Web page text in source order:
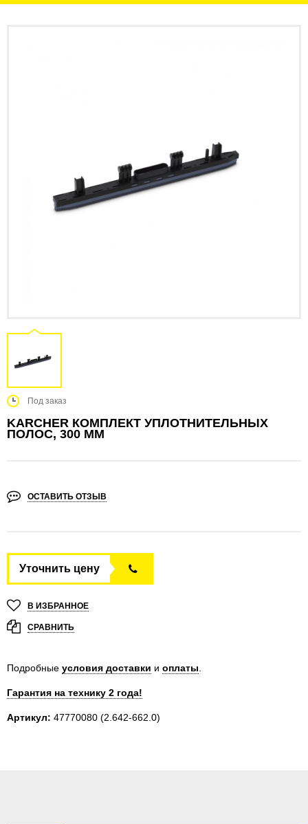
Под заказ
KARCHER КОМПЛЕКТ УПЛОТНИТЕЛЬНЫХ
ПОЛОС, 300 MM
ОСТАВИТЬ ОТЗЫВ
Уточнить цену
В ИЗБРАННОЕ
СРАВНИТЬ
Подробные условия доставки и оплаты
Гарантия на технику 2 года!
Артикул: 47770080 (2.642-662.0)